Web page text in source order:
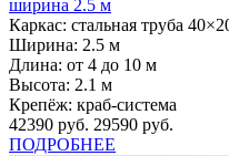
ширина 2.5 м
Каркас: стальная труба
Ширина: 2.5 м
Длина: от 4 до 10 м
Высота: 2.1 м
Крепёж: краб-система
42390 руб. 29590 руб.
ПОДРОБНЕЕ